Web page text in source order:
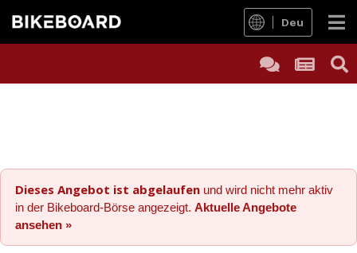
Deu
Dieses Angebot ist abgelaufen und wird nicht mehr aktiv
in der Bikeboard-Börse angezeigt. Aktuelle Angebote
ansehen »